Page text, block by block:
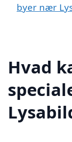
byer nær
Hvad